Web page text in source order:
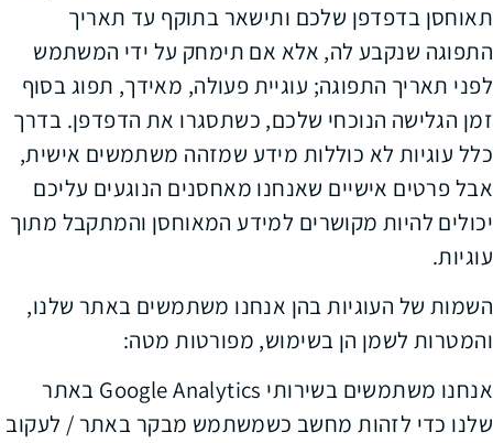
תאוחסן בדפדפן שלכם ותישאר בתוקף עד תאריך
התפוגה שנקבע לה, אלא אם תימחק על ידי המשתמש
לפני תאריך התפוגה; עוגיית פעולה, מאידך, תפוג בסוף
זמן הגלישה הנוכחי שלכם, כשתסגרו את הדפדפן. בדרך
כלל עוגיות לא כוללות מידע שמזהה משתמשים אישית,
אבל פרטים אישיים שאנחנו מאחסנים הנוגעים עליכם
יכולים להיות מקושרים למידע המאוחסן והמתקבל מתוך
עוגיות.
השמות של העוגיות בהן אנחנו משתמשים באתר שלנו,
והמטרות לשמן הן בשימוש, מפורטות מטה:
אנחנו משתמשים בשירותי Google Analytics באתר
שלנו כדי לזהות מחשב כשמשתמש מבקר באתר / לעקוב